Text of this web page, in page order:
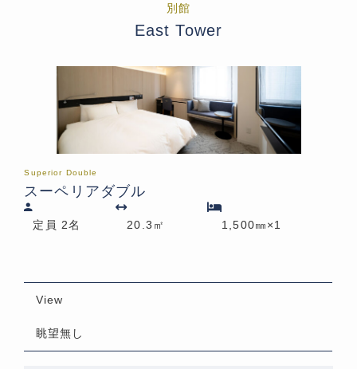
別館
East Tower
Superior Double
スーペリアダブル
定員 2名 20.3㎡ 1,500㎜×1
View
眺望無し